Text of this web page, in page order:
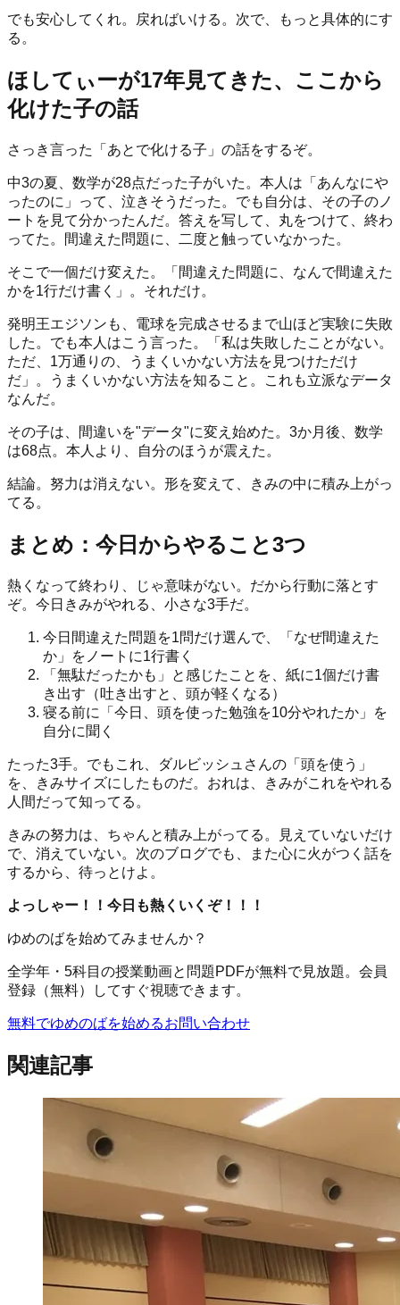
でも安心してくれ。戻ればいける。次で、もっと具体的にす
る。
ほしてぃーが17年見てきた、ここから
化けた子の話
さっき言った「あとで化ける子」の話をするぞ。
中3の夏、数学が28点だった子がいた。本人は「あんなにや
ったのに」って、泣きそうだった。でも自分は、その子のノ
ートを見て分かったんだ。答えを写して、丸をつけて、終わ
ってた。間違えた問題に、二度と触っていなかった。
そこで一個だけ変えた。「間違えた問題に、なんで間違えた
かを1行だけ書く」。それだけ。
発明王エジソンも、電球を完成させるまで山ほど実験に失敗
した。でも本人はこう言った。「私は失敗したことがない。
ただ、1万通りの、うまくいかない方法を見つけただけ
だ」。うまくいかない方法を知ること。これも立派なデータ
なんだ。
その子は、間違いを"データ"に変え始めた。3か月後、数学
は68点。本人より、自分のほうが震えた。
結論。努力は消えない。形を変えて、きみの中に積み上がっ
てる。
まとめ：今日からやること3つ
熱くなって終わり、じゃ意味がない。だから行動に落とす
ぞ。今日きみがやれる、小さな3手だ。
今日間違えた問題を1問だけ選んで、「なぜ間違えた
か」をノートに1行書く
「無駄だったかも」と感じたことを、紙に1個だけ書
き出す（吐き出すと、頭が軽くなる）
寝る前に「今日、頭を使った勉強を10分やれたか」を
自分に聞く
たった3手。でもこれ、ダルビッシュさんの「頭を使う」
を、きみサイズにしたものだ。おれは、きみがこれをやれる
人間だって知ってる。
きみの努力は、ちゃんと積み上がってる。見えていないだけ
で、消えていない。次のブログでも、また心に火がつく話を
するから、待っとけよ。
よっしゃー！！今日も熱くいくぞ！！！
ゆめのばを始めてみませんか？
全学年・5科目の授業動画と問題PDFが無料で見放題。会員
登録（無料）してすぐ視聴できます。
無料でゆめのばを始めるお問い合わせ
関連記事